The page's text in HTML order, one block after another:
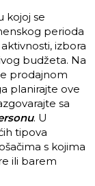
kojoj se
perioda
izbora
budžeta. Na
prodajnom
planirajte ove
sa
. U
tipova
s kojima
ili barem